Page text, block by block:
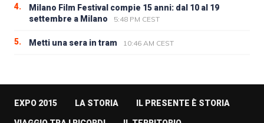
4.
Milano Film Festival compie 15 anni: dal 10 al 19
settembre a Milano
5:48 PM CEST
5. Metti una sera in tram 10:46 AM CEST
EXPO 2015 LA STORIA IL PRESENTE È STORIA